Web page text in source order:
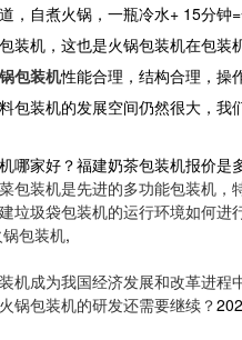
，自煮火锅，一瓶冷水+ 15分
装机，这也是火锅包装机在包装
包装机性能合理，结构合理，操
包装机的发展空间仍然很大，
哪家好？福建奶茶包装机报价
包装机是先进的多功能包装机，
垃圾袋包装机的运行环境如何进
锅包装机,
机成为我国经济发展和改革进程
锅包装机的研发还需要继续？